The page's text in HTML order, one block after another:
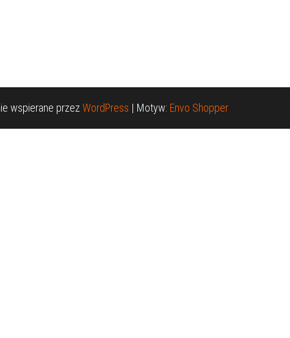
wspierane przez WordPress | Motyw: Envo Shopper